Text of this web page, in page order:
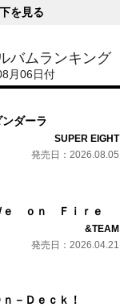
を見る
バムランキング
月06日付
ンダーラ
SUPER EIGHT
発売日：2026.08.05
ｅ ｏｎ Ｆｉｒｅ
&TEAM
発売日：2026.04.21
ｎ－Ｄｅｃｋ！